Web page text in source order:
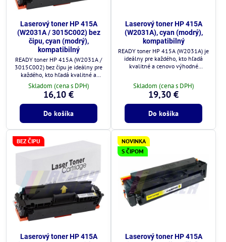
Laserový toner HP 415A
(W2031A / 3015C002) bez
čipu, cyan (modrý),
kompatibilný
READY toner HP 415A (W2031A /
3015C002) bez čipu je ideálny pre
každého, kto hľadá kvalitné a
cenovo výhodné riešenie.
Skladom (cena s DPH)
16,10 €
Do košíka
Laserový toner HP 415A
(W2031A), cyan (modrý),
kompatibilný
READY toner HP 415A (W2031A) je
ideálny pre každého, kto hľadá
kvalitné a cenovo výhodné
Skladom (cena s DPH)
19,30 €
Do košíka
BEZ ČIPU
Laserový toner HP 415A
NOVINKA
S ČIPOM
Laserový toner HP 415A